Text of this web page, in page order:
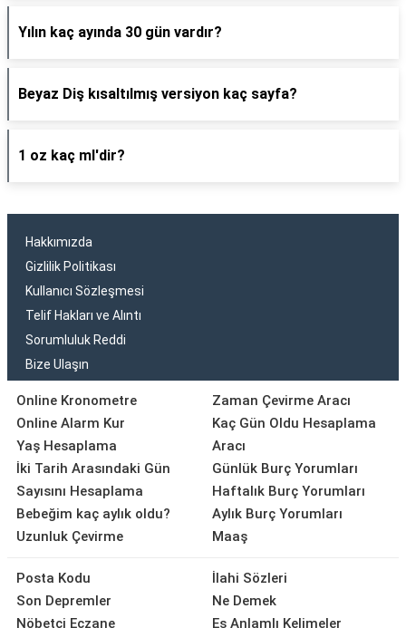
Yılın kaç ayında 30 gün vardır?
Beyaz Diş kısaltılmış versiyon kaç sayfa?
1 oz kaç ml'dir?
Hakkımızda
Gizlilik Politikası
Kullanıcı Sözleşmesi
Telif Hakları ve Alıntı
Sorumluluk Reddi
Bize Ulaşın
Online Kronometre
Online Alarm Kur
Yaş Hesaplama
İki Tarih Arasındaki Gün
Sayısını Hesaplama
Bebeğim kaç aylık oldu?
Uzunluk Çevirme
Zaman Çevirme Aracı
Kaç Gün Oldu Hesaplama
Aracı
Günlük Burç Yorumları
Haftalık Burç Yorumları
Aylık Burç Yorumları
Maaş
Posta Kodu
Son Depremler
Nöbetçi Eczane
İlahi Sözleri
Ne Demek
Eş Anlamlı Kelimeler